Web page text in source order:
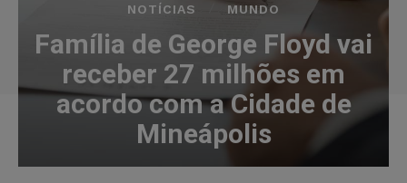
NOTÍCIAS MUNDO
Família de George Floyd vai
receber 27 milhões em
acordo com a Cidade de
Mineápolis